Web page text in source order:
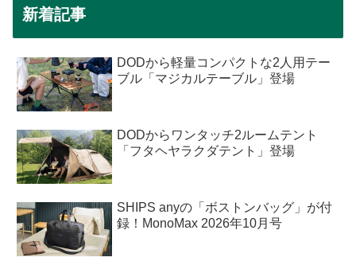
新着記事
DODから軽量コンパクトな2人用テー
ブル「マジカルテーブル」登場
DODからワンタッチ2ルームテント
「フタヘヤラクダテント」登場
SHIPS anyの「ボストンバッグ」が付
録！MonoMax 2026年10月号